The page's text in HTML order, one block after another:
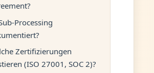
Processing
Zertifizierungen
(ISO 27001, SOC 2)?